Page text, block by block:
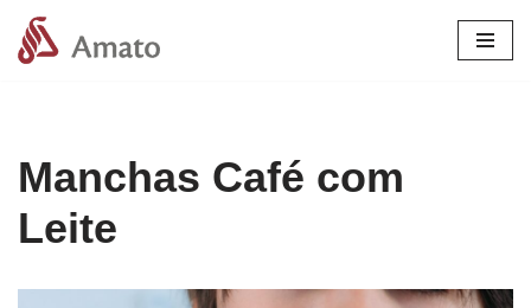
Pular
Manchas Café com
Leite